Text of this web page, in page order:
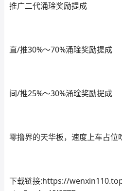
推广二代涌琻奖励提成
直/推30%～70%涌琻奖励提成
间/推25%～30%涌琻奖励提成
零撸界的天华板，速度上车占位
下载链接:https://